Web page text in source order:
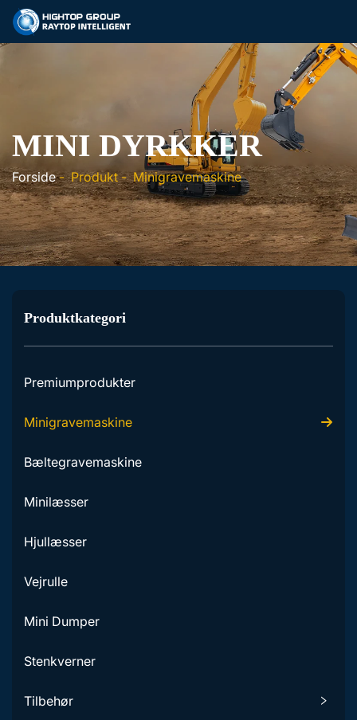
MINI DYRKKER
Forside-Produkt-Minigravemaskine
Produktkategori
Premiumprodukter
Minigravemaskine
Bæltegravemaskine
Minilæsser
Hjullæsser
Vejrulle
Mini Dumper
Stenkverner
Tilbehør